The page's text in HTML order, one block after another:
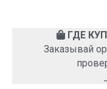
ГДЕ
Заказывай